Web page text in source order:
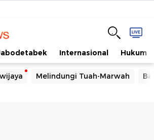
Internasional Hukum
Melindungi Tuah-Marwah